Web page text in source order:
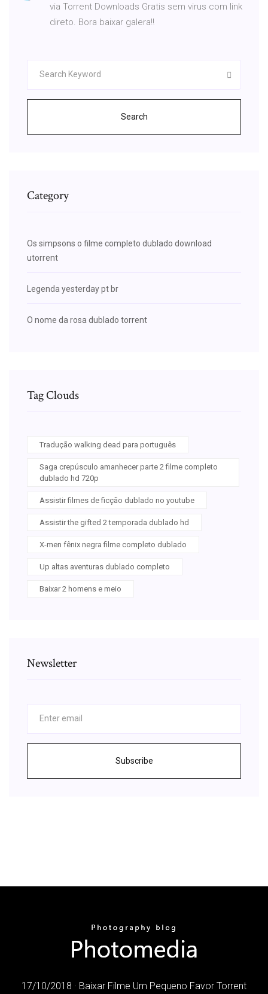
via Torrent Downloads Gratis sem virus com link
direto. Bora baixar galera‼
Search
Category
Os simpsons o filme completo dublado download
utorrent
Legenda yesterday pt br
O nome da rosa dublado torrent
Tag Clouds
Tradução walking dead para português
Saga crepúsculo amanhecer parte 2 filme completo
dublado hd 720p
Assistir filmes de ficção dublado no youtube
Assistir the gifted 2 temporada dublado hd
X-men fênix negra filme completo dublado
Up altas aventuras dublado completo
Baixar 2 homens e meio
Newsletter
Subscribe
17/10/2018 · Baixar Filme Um Pequeno Favor Torrent